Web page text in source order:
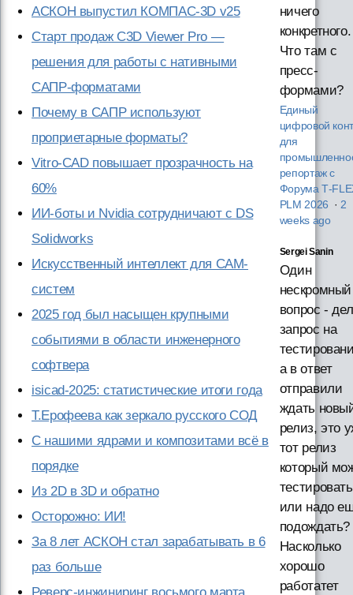
АСКОН выпустил КОМПАС-3D v25
Старт продаж C3D Viewer Pro —
решения для работы с нативными
САПР-форматами
Почему в САПР используют
проприетарные форматы?
Vitro-CAD повышает прозрачность на
60%
ИИ-боты и Nvidia сотрудничают с DS
Solidworks
Искусственный интеллект для CAM-
систем
2025 год был насыщен крупными
событиями в области инженерного
софтвера
isicad-2025: статистические итоги года
Т.Ерофеева как зеркало русского СОД
С нашими ядрами и композитами всё в
порядке
Из 2D в 3D и обратно
Осторожно: ИИ!
За 8 лет АСКОН стал зарабатывать в 6
раз больше
ничего
конкретного.
Что там с
пресс-
формами?
Единый
цифровой
для
репортаж с
Форума
PLM 2026 · 2
weeks ago
Sergei Sanin
Один
нескромный
вопрос -
запрос на
а в ответ
отправили
ждать
релиз, это
тот релиз
который
или надо
подождать?
Насколько
хорошо
работатет